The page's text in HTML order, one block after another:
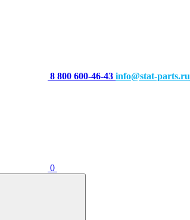
8 800 600-46-43 info@stat-parts.ru
0